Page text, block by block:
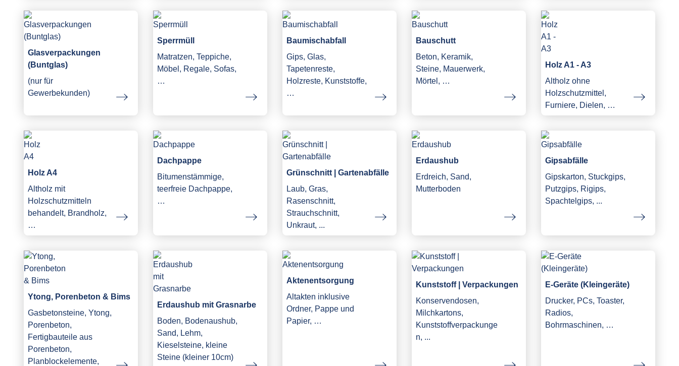
Glasverpackungen
(Buntglas)
(nur für
Gewerbekunden)
Sperrmüll
Matratzen, Teppiche,
Möbel, Regale, Sofas,
…
Baumischabfall
Gips, Glas,
Tapetenreste,
Holzreste, Kunststoffe,
…
Bauschutt
Beton, Keramik,
Steine, Mauerwerk,
Mörtel, …
Holz A1 - A3
Altholz ohne
Holzschutzmittel,
Furniere, Dielen, …
Holz A4
Altholz mit
Holzschutzmitteln
behandelt, Brandholz,
…
Dachpappe
Bitumenstämmige,
teerfreie Dachpappe,
…
Grünschnitt | Gartenabfälle
Laub, Gras,
Rasenschnitt,
Strauchschnitt,
Unkraut, ...
Erdaushub
Erdreich, Sand,
Mutterboden
Gipsabfälle
Gipskarton, Stuckgips,
Putzgips, Rigips,
Spachtelgips, ...
Ytong, Porenbeton & Bims
Gasbetonsteine, Ytong,
Porenbeton,
Fertigbauteile aus
Porenbeton,
Planblockelemente,
Erdaushub mit Grasnarbe
Boden, Bodenaushub,
Sand, Lehm,
Kieselsteine, kleine
Steine (kleiner 10cm)
Aktenentsorgung
Altakten inklusive
Ordner, Pappe und
Papier, …
Kunststoff | Verpackungen
Konservendosen,
Milchkartons,
Kunststoffverpackunge
n, ...
E-Geräte (Kleingeräte)
Drucker, PCs, Toaster,
Radios,
Bohrmaschinen, …